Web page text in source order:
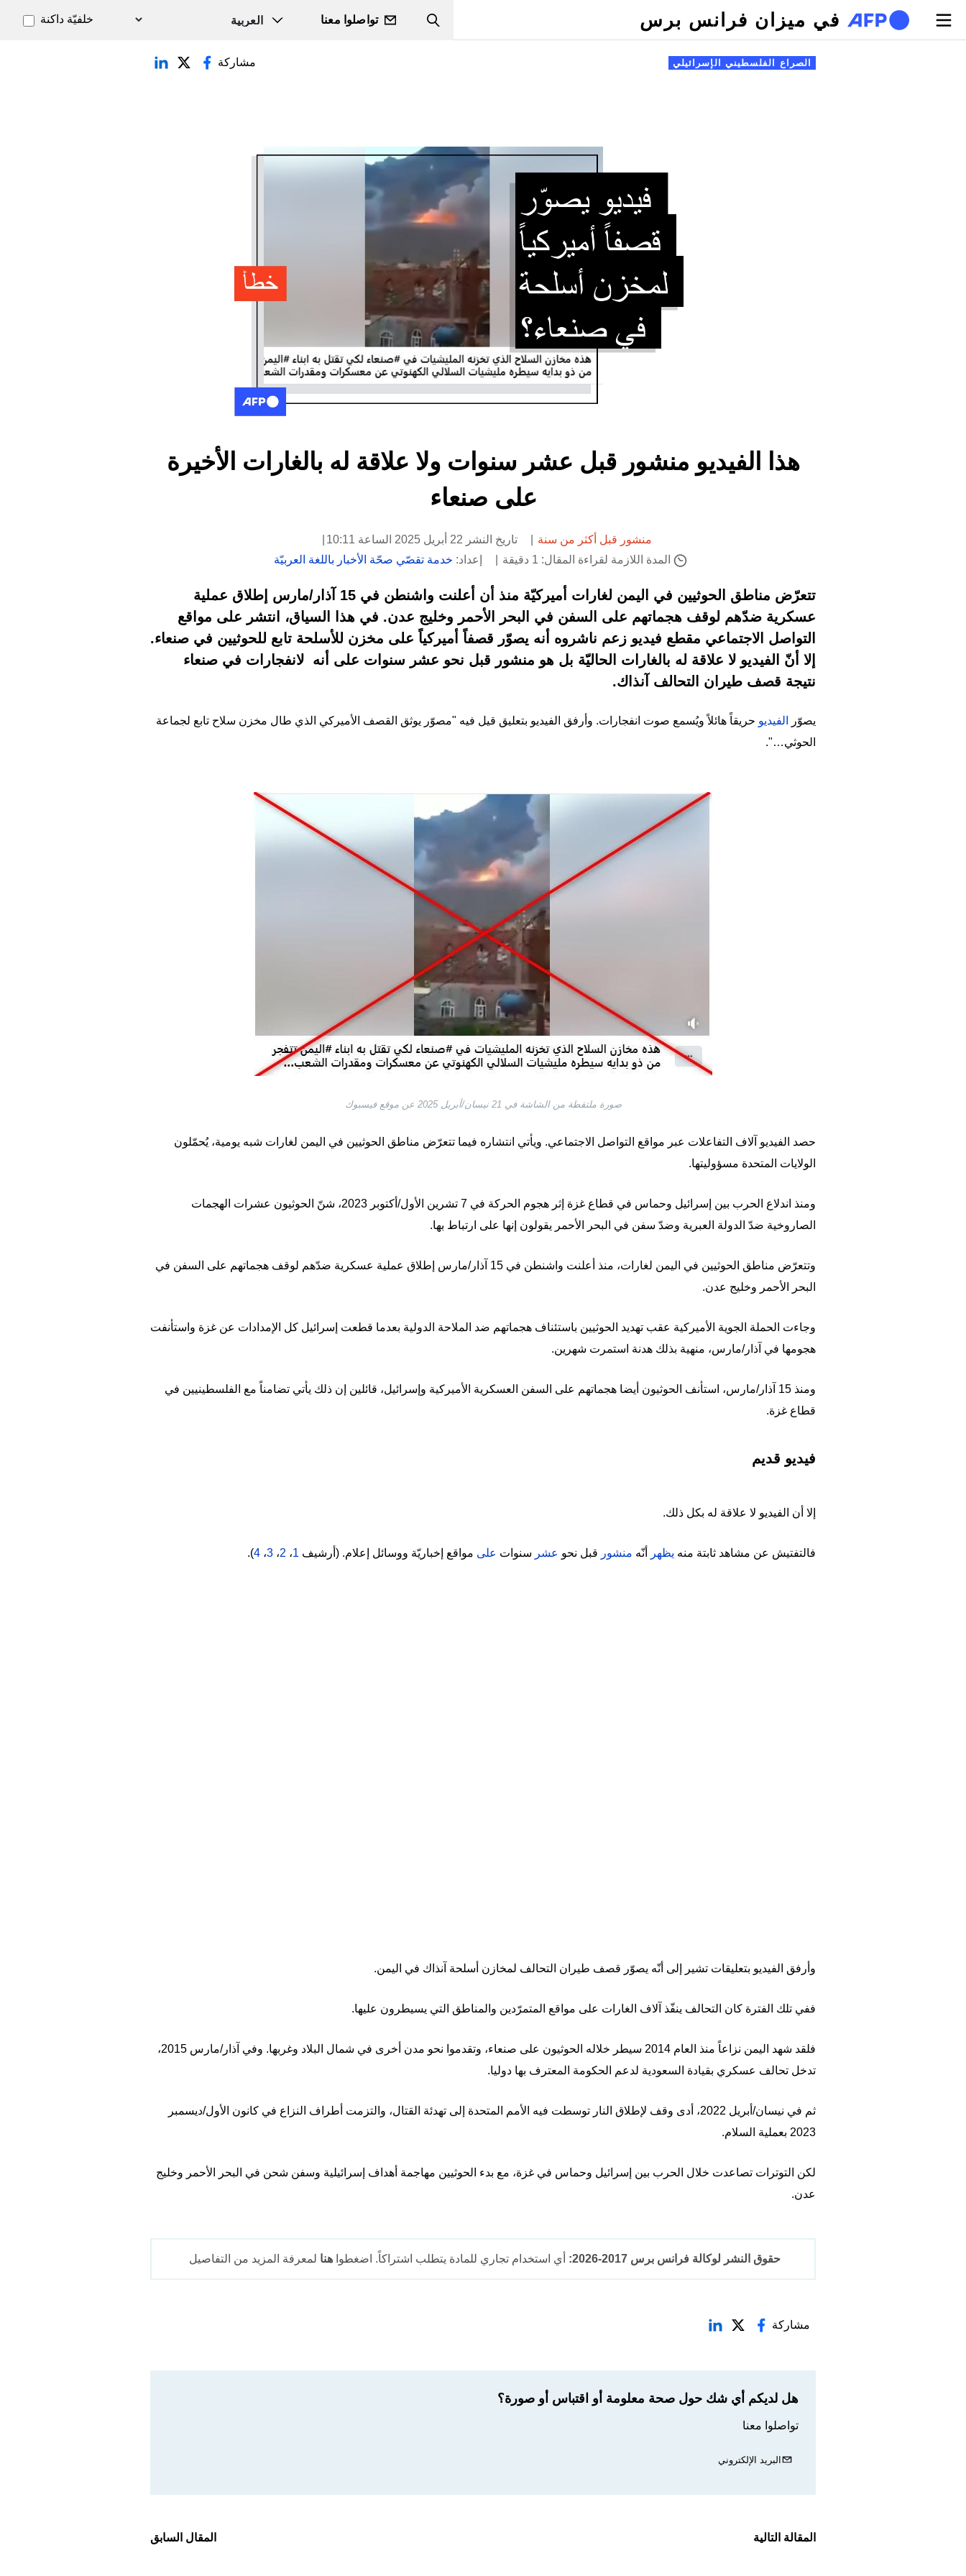
تجاوز إلى المحتوى الرئيسي
في ميزان فرانس برس Search
تواصلوا معنا خلفيّة داكنة
التبويبات الأساسية
الصراع الفلسطيني الإسرائيلي مشاركة
هذا الفيديو منشور قبل عشر سنوات ولا علاقة له بالغارات الأخيرة
على صنعاء
منشور قبل أكثر من سنة
تاريخ النشر 22 أبريل 2025 الساعة 10:11
المدة اللازمة لقراءة المقال: 1 دقيقة
إعداد: خدمة تقصّي صحّة الأخبار باللغة العربيّة
تتعرّض مناطق الحوثيين في اليمن لغارات أميركيّة منذ أن أعلنت واشنطن في 15 آذار/مارس إطلاق عملية
عسكرية ضدّهم لوقف هجماتهم على السفن في البحر الأحمر وخليج عدن. في هذا السياق، انتشر على مواقع
التواصل الاجتماعي مقطع فيديو زعم ناشروه أنه يصوّر قصفاً أميركياً على مخزن للأسلحة تابع للحوثيين في صنعاء.
إلا أنّ الفيديو لا علاقة له بالغارات الحاليّة بل هو منشور قبل نحو عشر سنوات على أنه لانفجارات في صنعاء
نتيجة قصف طيران التحالف آنذاك.
يصوّر الفيديو حريقاً هائلاً ويُسمع صوت انفجارات. وأرفق الفيديو بتعليق قيل فيه "مصوّر يوثق القصف الأميركي الذي طال مخزن سلاح تابع لجماعة
الحوثي…".
صورة ملتقطة من الشاشة في 21 نيسان/أبريل 2025 عن موقع فيسبوك
حصد الفيديو آلاف التفاعلات عبر مواقع التواصل الاجتماعي. ويأتي انتشاره فيما تتعرّض مناطق الحوثيين في اليمن لغارات شبه يومية، يُحمّلون
الولايات المتحدة مسؤوليتها.
ومنذ اندلاع الحرب بين إسرائيل وحماس في قطاع غزة إثر هجوم الحركة في 7 تشرين الأول/أكتوبر 2023، شنّ الحوثيون عشرات الهجمات
الصاروخية ضدّ الدولة العبرية وضدّ سفن في البحر الأحمر يقولون إنها على ارتباط بها.
وتتعرّض مناطق الحوثيين في اليمن لغارات، منذ أعلنت واشنطن في 15 آذار/مارس إطلاق عملية عسكرية ضدّهم لوقف هجماتهم على السفن في
البحر الأحمر وخليج عدن.
وجاءت الحملة الجوية الأميركية عقب تهديد الحوثيين باستئناف هجماتهم ضد الملاحة الدولية بعدما قطعت إسرائيل كل الإمدادات عن غزة واستأنفت
هجومها في آذار/مارس، منهية بذلك هدنة استمرت شهرين.
ومنذ 15 آذار/مارس، استأنف الحوثيون أيضا هجماتهم على السفن العسكرية الأميركية وإسرائيل، قائلين إن ذلك يأتي تضامناً مع الفلسطينيين في
قطاع غزة.
فيديو قديم
إلا أن الفيديو لا علاقة له بكل ذلك.
فالتفتيش عن مشاهد ثابتة منه يظهر أنّه منشور قبل نحو عشر سنوات على مواقع إخباريّة ووسائل إعلام. (أرشيف 1، 2، 3، 4
).
وأرفق الفيديو بتعليقات تشير إلى أنّه يصوّر قصف طيران التحالف لمخازن أسلحة آنذاك في اليمن.
ففي تلك الفترة كان التحالف ينفّذ آلاف الغارات على مواقع المتمرّدين والمناطق التي يسيطرون عليها.
فلقد شهد اليمن نزاعاً منذ العام 2014 سيطر خلاله الحوثيون على صنعاء، وتقدموا نحو مدن أخرى في شمال البلاد وغربها. وفي آذار/مارس 2015،
تدخل تحالف عسكري بقيادة السعودية لدعم الحكومة المعترف بها دوليا.
ثم في نيسان/أبريل 2022، أدى وقف لإطلاق النار توسطت فيه الأمم المتحدة إلى تهدئة القتال، والتزمت أطراف النزاع في كانون الأول/ديسمبر
2023 بعملية السلام.
لكن التوترات تصاعدت خلال الحرب بين إسرائيل وحماس في غزة، مع بدء الحوثيين مهاجمة أهداف إسرائيلية وسفن شحن في البحر الأحمر وخليج
عدن.
حقوق النشر لوكالة فرانس برس 2017-2026: أي استخدام تجاري للمادة يتطلب اشتراكاً. اضغطواهنا لمعرفة المزيد من التفاصيل
مشاركة
هل لديكم أي شك حول صحة معلومة أو اقتباس أو صورة؟
تواصلوا معنا
البريد الإلكتروني
المقالة التالية المقال السابق